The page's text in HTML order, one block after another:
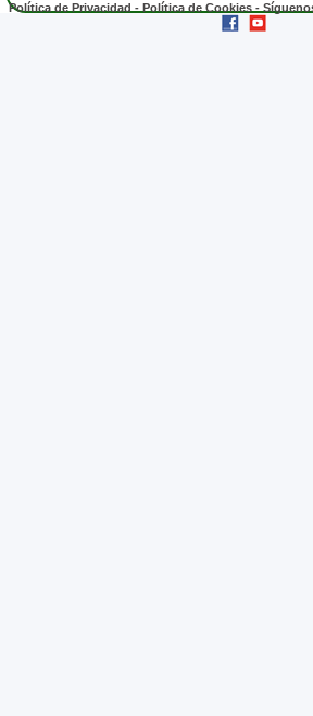
Política de Privacidad - Política de Cookies -